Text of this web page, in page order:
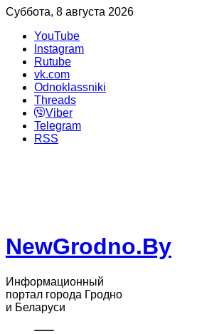
Суббота, 8 августа 2026
YouTube
Instagram
Rutube
vk.com
Odnoklassniki
Threads
Viber
Telegram
RSS
NewGrodno.By
Информационный
портал города Гродно
и Беларуси